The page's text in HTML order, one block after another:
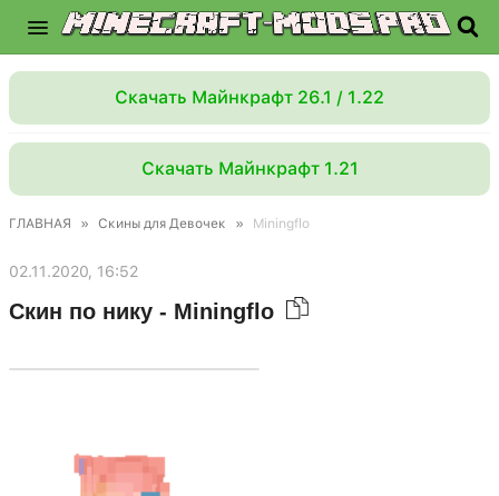
Скачать Майнкрафт 26.1 / 1.22
Скачать Майнкрафт 1.21
ГЛАВНАЯ » Скины для Девочек » Miningflo
02.11.2020, 16:52
Скин по нику - Miningflo